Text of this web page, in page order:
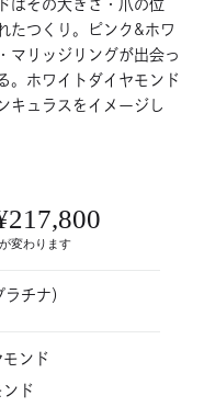
はその大きさ・爪の位
たつくり。ピンク&ホワ
マリッジリングが出会っ
。ホワイトダイヤモンド
キュラスをイメージし
変わります
チナ）
ンド
ド